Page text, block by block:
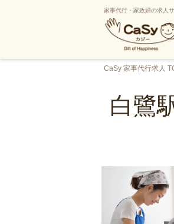
家事代行・家政婦の求人
CaSy 家事代行求人
白鷺